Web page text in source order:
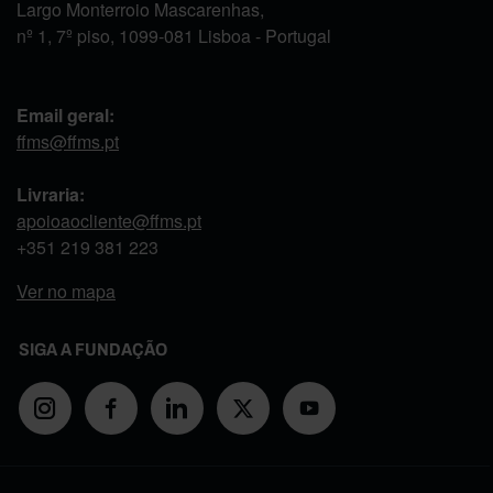
Largo Monterroio Mascarenhas,
nº 1, 7º piso, 1099-081 Lisboa - Portugal
Email geral:
ffms@ffms.pt
Livraria:
apoioaocliente@ffms.pt
+351 219 381 223
Ver no mapa
SIGA A FUNDAÇÃO